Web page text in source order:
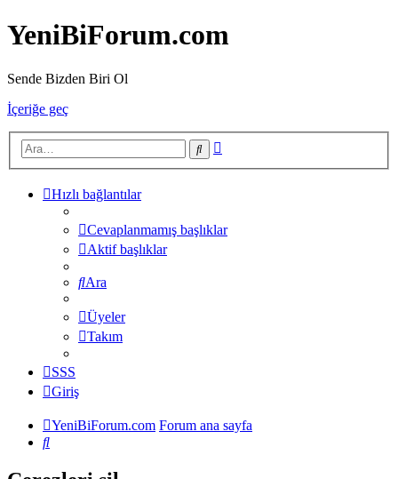
YeniBiForum.com
Sende Bizden Biri Ol
İçeriğe geç
Ara
Hızlı bağlantılar
Cevaplanmamış başlıklar
Aktif başlıklar
Ara
Üyeler
Takım
SSS
Giriş
YeniBiForum.com Forum ana sayfa
Ara